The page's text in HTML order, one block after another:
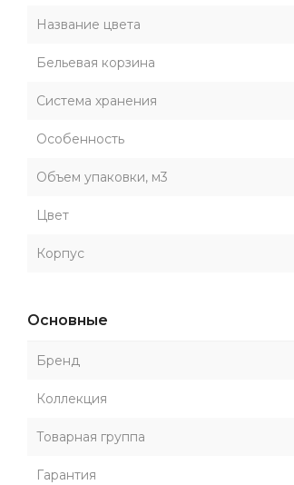
Название цвета
Бельевая корзина
Система хранения
Особенность
Объем упаковки, м3
Цвет
Корпус
Основные
Бренд
Коллекция
Товарная группа
Гарантия